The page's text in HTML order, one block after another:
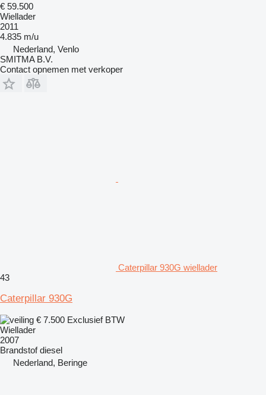
€ 59.500
Wiellader
2011
4.835 m/u
Nederland, Venlo
SMITMA B.V.
Contact opnemen met verkoper
Caterpillar 930G wiellader
43
Caterpillar 930G
€ 7.500 Exclusief BTW
Wiellader
2007
Brandstof diesel
Nederland, Beringe